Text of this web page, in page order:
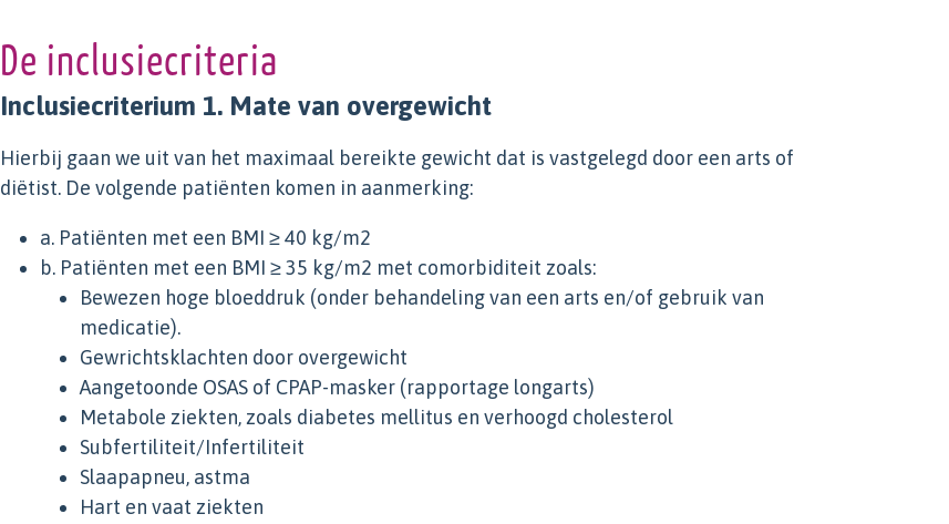
De inclusiecriteria
Inclusiecriterium 1. Mate van overgewicht
Hierbij gaan we uit van het maximaal bereikte gewicht dat is vastgelegd door een arts of
diëtist. De volgende patiënten komen in aanmerking:
a. Patiënten met een BMI ≥ 40 kg/m2
b. Patiënten met een BMI ≥ 35 kg/m2 met comorbiditeit zoals:
Bewezen hoge bloeddruk (onder behandeling van een arts en/of gebruik van
medicatie).
Gewrichtsklachten door overgewicht
Aangetoonde OSAS of CPAP-masker (rapportage longarts)
Metabole ziekten, zoals diabetes mellitus en verhoogd cholesterol
Subfertiliteit/Infertiliteit
Slaapapneu, astma
Hart en vaat ziekten